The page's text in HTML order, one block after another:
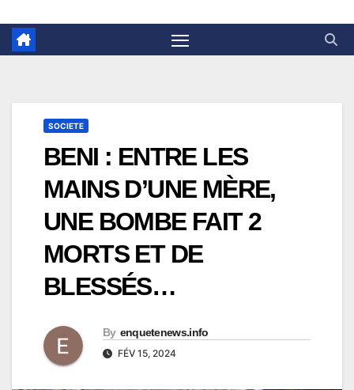
SOCIETE
BENI : ENTRE LES
MAINS D’UNE MÈRE,
UNE BOMBE FAIT 2
MORTS ET DE
BLESSÉS…
By enquetenews.info
FÉV 15, 2024